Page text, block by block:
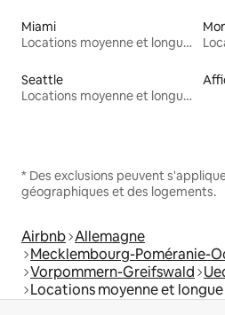
Miami
Locations moyenne et longue durée
Seattle
Locations moyenne et longue durée
* Des exclusions peuvent
géographiques et des logements.
Airbnb Allemagne
Mecklembourg-Poméranie-
Vorpommern-Greifswald
Locations moyenne et